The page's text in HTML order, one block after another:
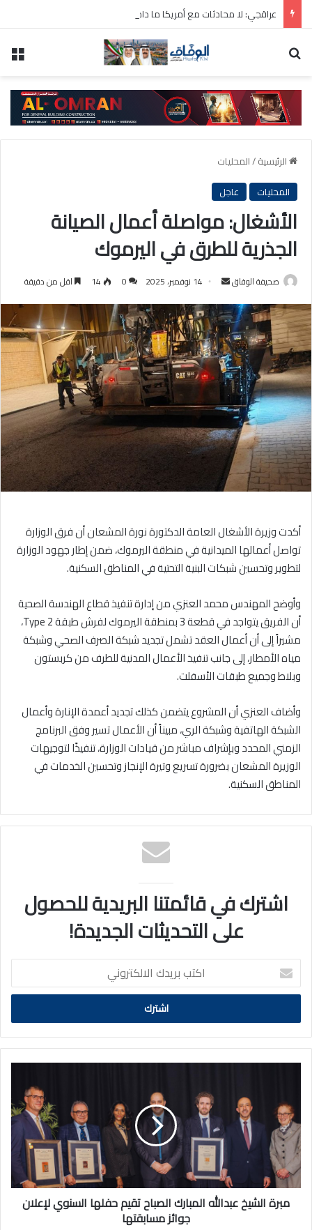
عراقجي: لا محادثات مع أمريكا ما دامت تنتهك الاتفاق المؤقت
الرئيسية/المحليات
المحليات
عاجل
الأشغال: مواصلة أعمال الصيانة
الجذرية للطرق في اليرموك
صحيفة الوفاق
أرسل
إلكترونيا
14 نوفمبر، 2025 0
14 اقل من دقيقة
أكدت وزيرة الأشغال العامة الدكتورة نورة المشعان أن فرق الوزارة
تواصل أعمالها الميدانية في منطقة اليرموك، ضمن إطار جهود الوزارة
لتطوير وتحسين شبكات البنية التحتية في المناطق السكنية.
وأوضح المهندس محمد العنزي من إدارة تنفيذ قطاع الهندسة الصحية
أن الفريق يتواجد في قطعة 3 بمنطقة اليرموك لفرش طبقة Type 2،
مشيراً إلى أن أعمال العقد تشمل تجديد شبكة الصرف الصحي وشبكة
مياه الأمطار، إلى جانب تنفيذ الأعمال المدنية للطرف من كربستون
وبلاط وجميع طبقات الأسفلت.
وأضاف العنزي أن المشروع يتضمن كذلك تجديد أعمدة الإنارة وأعمال
الشبكة الهاتفية وشبكة الري، مبيناً أن الأعمال تسير وفق البرنامج
الزمني المحدد وبإشراف مباشر من قيادات الوزارة، تنفيذًا لتوجيهات
الوزيرة المشعان بضرورة تسريع وتيرة الإنجاز وتحسين الخدمات في
المناطق السكنية.
اشترك في قائمتنا البريدية للحصول
على التحديثات الجديدة!
اكتب
بريدك
الالكتروني
عبدالله
المبارك
الصباح
تقيم
حفلها
السنوي
لإعلان
جوائز
مسابقتها
مبرة الشيخ عبدالله المبارك الصباح تقيم حفلها السنوي لإعلان
جوائز مسابقتها